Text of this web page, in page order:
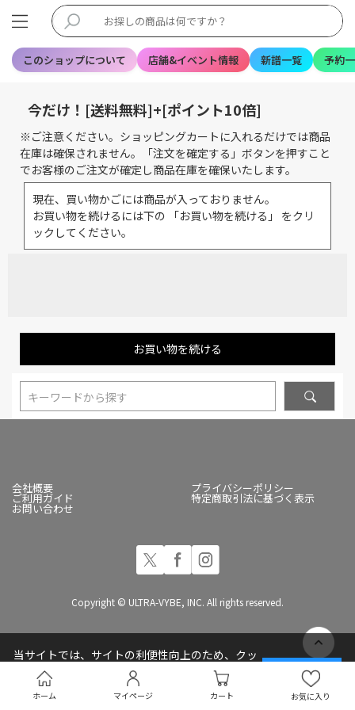
このショップについて 店舗&イベント情報 新譜一覧 予約
ホーム マイページ カート お気に入り
今だけ！[送料無料]+[ポイント10倍]
※ご注意ください。ショッピングカートに入れるだけでは商品
在庫は確保されません。「注文を確定する」ボタンを押すこと
でお客様のご注文が確定し商品在庫を確保いたします。
現在、買い物かごには商品が入っておりません。
お買い物を続けるには下の 「お買い物を続ける」 をクリ
ックしてください。
お買い物を続ける
キーワードから探す
会社概要 プライバシーポリシー
ご利用ガイド 特定商取引法に基づく表示
お問い合わせ
Copyright © ULTRA-VYBE, INC. All rights reserved.
当サイトでは、サイトの利便性向上のため、クッ
キー(Cookie)を使用しています
プライバシーポリシー
承諾する